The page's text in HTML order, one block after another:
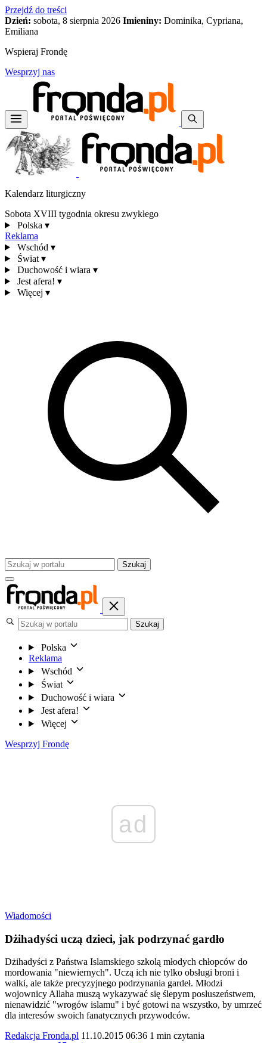
Przejdź do treści
Dzień: sobota, 8 sierpnia 2026 Imieniny: Dominika, Cypriana,
Emiliana
Wspieraj Frondę
Wesprzyj nas
Kalendarz liturgiczny
Sobota XVIII tygodnia okresu zwykłego
Polska ▾
Reklama
Wschód ▾
Świat ▾
Duchowość i wiara ▾
Jest afera! ▾
Więcej ▾
Szukaj
Szukaj
Polska
Reklama
Wschód
Świat
Duchowość i wiara
Jest afera!
Więcej
Wesprzyj Frondę
ad
Wiadomości
Dżihadyści uczą dzieci, jak podrzynać gardło
Dżihadyści z Państwa Islamskiego szkolą młodych chłopców do
mordowania "niewiernych". Uczą ich nie tylko obsługi broni i
walki, ale także precyzyjnego podrzynania gardeł. Młodzi
wojownicy Allaha muszą wykazywać się ślepym posłuszeństwem,
nienawidzić "wrogów islamu" i być gotowi na wszystko, by umrzeć
dla interesów swoich fanatycznych przywodców.
Redakcja Fronda.pl 11.10.2015 06:36 1 min czytania